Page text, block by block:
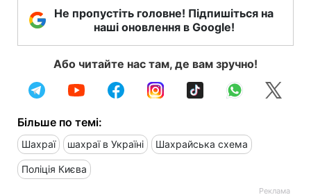
Не пропустіть головне! Підпишіться на
наші оновлення в Google!
Або читайте нас там, де вам зручно!
Більше по темі:
Шахраї шахраї в Україні Шахрайська схема
Поліція Києва